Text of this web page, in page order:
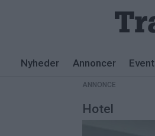
Nyheder Annoncer Event
ANNONCE
Hotel